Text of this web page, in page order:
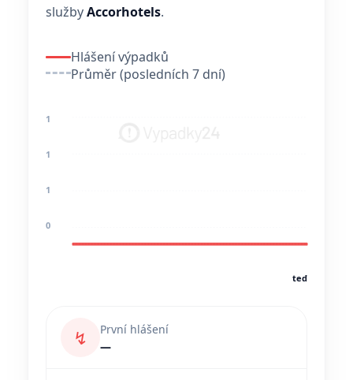
službyAccorhotels.
Hlášení výpadků
Průměr (posledních 7 dní)
1
1
1
0
teď
↯
První hlášení
—